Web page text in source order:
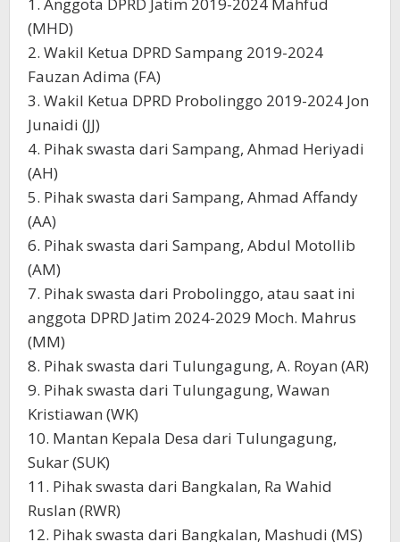
(MHD)
2. Wakil Ketua DPRD Sampang 2019-2024
Fauzan Adima (FA)
3. Wakil Ketua DPRD Probolinggo 2019-2024 Jon
Junaidi (JJ)
4. Pihak swasta dari Sampang, Ahmad Heriyadi
(AH)
5. Pihak swasta dari Sampang, Ahmad Affandy
(AA)
6. Pihak swasta dari Sampang, Abdul Motollib
(AM)
7. Pihak swasta dari Probolinggo, atau saat ini
anggota DPRD Jatim 2024-2029 Moch. Mahrus
(MM)
8. Pihak swasta dari Tulungagung, A. Royan (AR)
9. Pihak swasta dari Tulungagung, Wawan
Kristiawan (WK)
10. Mantan Kepala Desa dari Tulungagung,
Sukar (SUK)
11. Pihak swasta dari Bangkalan, Ra Wahid
Ruslan (RWR)
12. Pihak swasta dari Bangkalan, Mashudi (MS)